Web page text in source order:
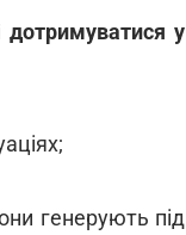
дотримуватися у
генерують під